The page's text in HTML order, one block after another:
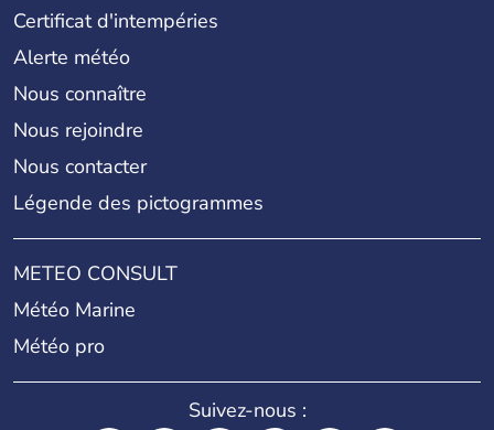
Certificat d'intempéries
Alerte météo
Nous connaître
Nous rejoindre
Nous contacter
Légende des pictogrammes
METEO CONSULT
Météo Marine
Météo pro
Suivez-nous :